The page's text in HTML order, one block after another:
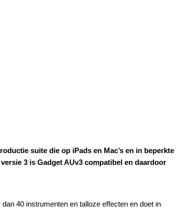
suite die op iPads en Mac’s en in beperkte
3 is Gadget AUv3 compatibel en daardoor
40 instrumenten en talloze effecten en doet in